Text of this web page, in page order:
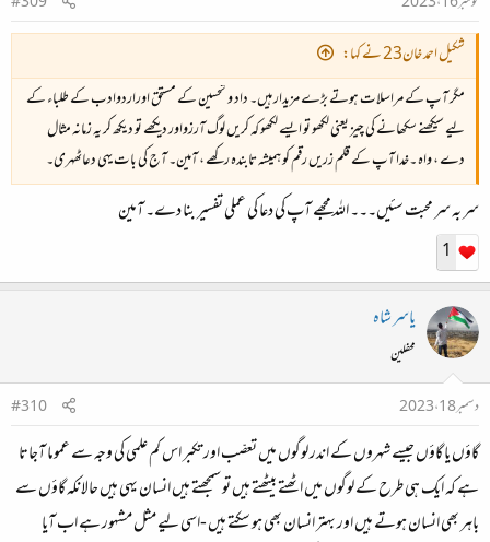
شکیل احمد خان23 نے کہا:
مگر آپ کے مراسلات ہوتے بڑے مزیدار ہیں۔ داد و تحسین کے مستحق اوراردوادب کے طلباء کے
لیے سیکھنے سکھانے کی چیز یعنی لکھو تو ایسے لکھو کہ کریں لوگ آرزواور دیکھے تو دیکھ کر یہ زمانہ مثال
دے ، واہ ۔خدا آپ کے قلم زریں رقم کو ہمیشہ تابندہ رکھے ، آمین۔ آج کی بات یہی دعاٹھہری۔
سر بہ سر محبت سئیں۔۔۔ اللہ مجھے آپ کی دعا کی عملی تفسیر بنا دے۔ آمین
1
یاسر شاہ
محفلین
دسمبر 18، 2023
#310
گاؤں یا گاؤں جیسے شہروں کے اندر لوگوں میں تعصّب اور تکبر اس کم علمی کی وجہ سے عموما آجاتا
ہے کہ ایک ہی طرح کے لوگوں میں اٹھتے بیٹھتے ہیں تو سمجھتے ہیں انسان یہی ہیں حالانکہ گاؤں سے
باہر بھی انسان ہوتے ہیں اور بہتر انسان بھی ہو سکتے ہیں -اسی لیے مثل مشہور ہے اب آیا